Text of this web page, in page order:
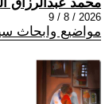
2026 / 8 / 9
مواضيع وابحاث